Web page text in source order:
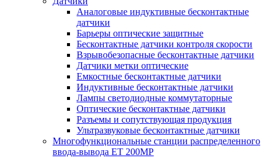
Аналоговые индуктивные бесконтактные
датчики
Барьеры оптические защитные
Бесконтактные датчики контроля скорости
Взрывобезопасные бесконтактные датчики
Датчики метки оптические
Емкостные бесконтактные датчики
Индуктивные бесконтактные датчики
Лампы светодиодные коммутаторные
Оптические бесконтактные датчики
Разъемы и сопутствующая продукция
Ультразвуковые бесконтактные датчики
Многофункциональные станции распределенного
ввода-вывода ET 200MP